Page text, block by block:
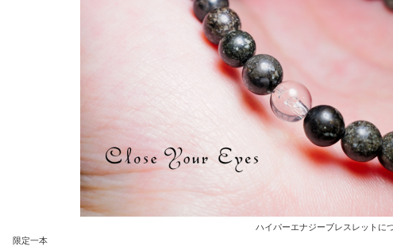
ハイパーエナジーブレスレットに
限定一本